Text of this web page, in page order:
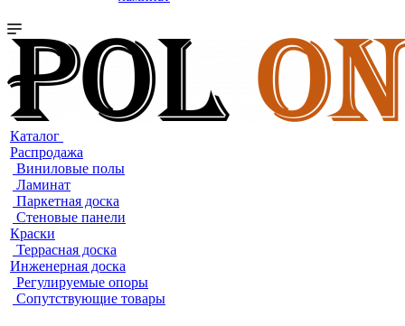
Каталог
Распродажа
Виниловые полы
Ламинат
Паркетная доска
Стеновые панели
Краски
Террасная доска
Инженерная доска
Регулируемые опоры
Сопутствующие товары